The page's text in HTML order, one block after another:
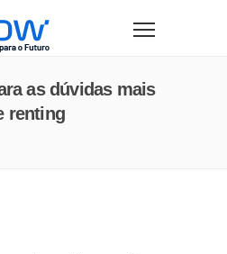
as dúvidas mais
renting